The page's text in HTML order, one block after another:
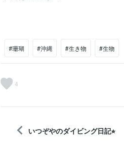
#珊瑚 #沖縄 #生き物 #生物
4
いつぞやのダイビング日記⭐︎